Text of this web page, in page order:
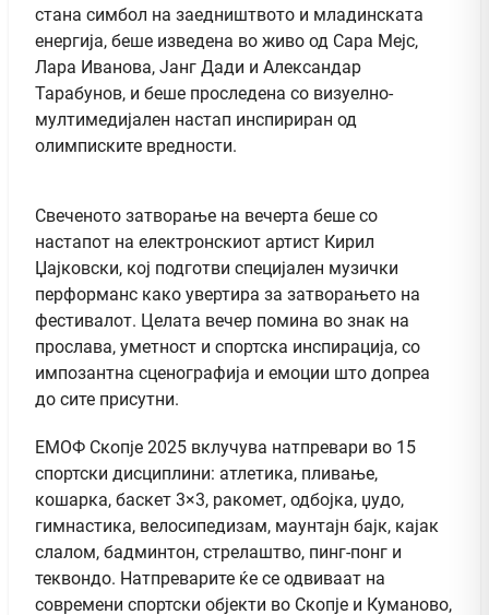
стана симбол на заедништвото и младинската
енергија, беше изведена во живо од Сара Мејс,
Лара Иванова, Јанг Дади и Александар
Тарабунов, и беше проследена со визуелно-
мултимедијален настап инспириран од
олимписките вредности.
Свеченото затворање на вечерта беше со
настапот на електронскиот артист Кирил
Џајковски, кој подготви специјален музички
перформанс како увертира за затворањето на
фестивалот. Целата вечер помина во знак на
прослава, уметност и спортска инспирација, со
импозантна сценографија и емоции што допреа
до сите присутни.
ЕМОФ Скопје 2025 вклучува натпревари во 15
спортски дисциплини: атлетика, пливање,
кошарка, баскет 3×3, ракомет, одбојка, џудо,
гимнастика, велосипедизам, маунтајн бајк, кајак
слалом, бадминтон, стрелаштво, пинг-понг и
теквондо. Натпреварите ќе се одвиваат на
современи спортски објекти во Скопје и Куманово,